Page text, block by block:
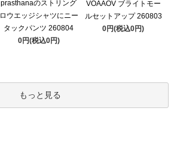
prasthanaのストリング
ロウエッジシャツにニー
タックパンツ 260804
0円(税込0円)
VOAAOV ブライトモー
ルセットアップ 260803
0円(税込0円)
もっと見る